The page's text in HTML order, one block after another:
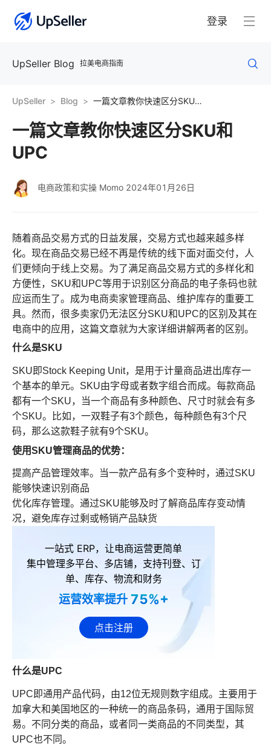
登录
UpSeller Blog 拉美电商指南
UpSeller Blog 一篇文章教你快速区分SKU和UPC
一篇文章教你快速区分SKU和
UPC
电商政策和实操 Momo 2024年01月26日
随着商品交易方式的日益发展，交易方式也越来越多样
化。现在商品交易已经不再是传统的线下面对面交付，人
们更倾向于线上交易。为了满足商品交易方式的多样化和
方便性，SKU和UPC等用于识别区分商品的电子条码也就
应运而生了。成为电商卖家管理商品、维护库存的重要工
具。然而，很多卖家仍无法区分SKU和UPC的区别及其在
电商中的应用，这篇文章就为大家详细讲解两者的区别。
什么是SKU
SKU即Stock Keeping Unit，是用于计量商品进出库存一
个基本的单元。SKU由字母或者数字组合而成。每款商品
都有一个SKU，当一个商品有多种颜色、尺寸时就会有多
个SKU。比如，一双鞋子有3个颜色，每种颜色有3个尺
码，那么这款鞋子就有9个SKU。
使用SKU管理商品的优势：
提高产品管理效率。当一款产品有多个变种时，通过SKU
能够快速识别商品
优化库存管理。通过SKU能够及时了解商品库存变动情
况，避免库存过剩或畅销产品缺货
一站式 ERP，让电商运营更简单
集中管理多平台、多店铺，支持刊登、订
单、库存、物流和财务
运营效率提升 75%+
点击注册
什么是UPC
UPC即通用产品代码，由12位无规则数字组成。主要用于
加拿大和美国地区的一种统一的商品条码，通用于国际贸
易。不同分类的商品，或者同一类商品的不同类型，其
UPC也不同。